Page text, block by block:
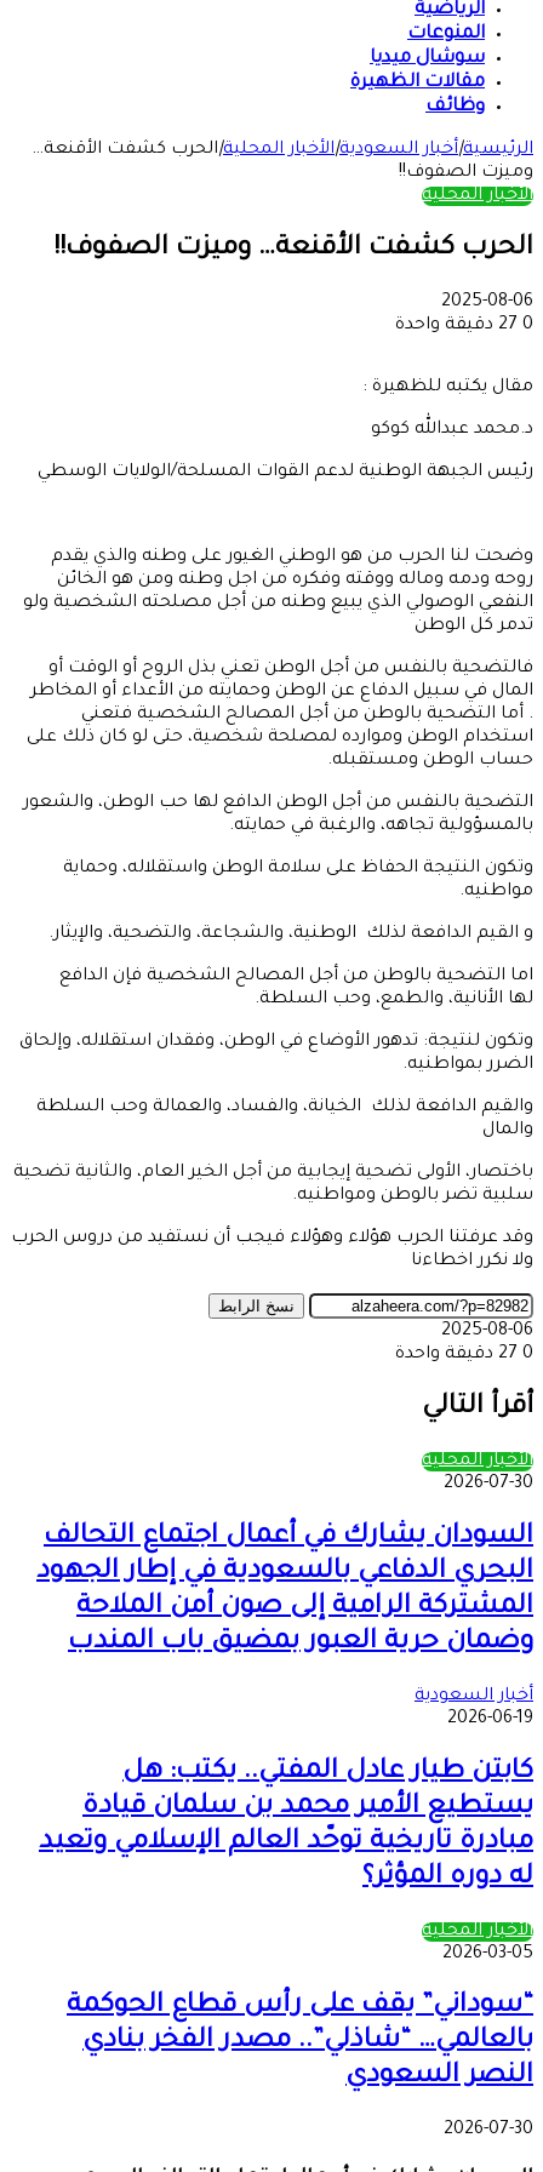
الرياضية
المنوعات
سوشال ميديا
مقالات الظهيرة
وظائف
الرئيسية|أخبار السعودية|الأخبار المحلية|الحرب كشفت الأقنعة…
وميزت الصفوف!!
الأخبار المحلية
الحرب كشفت الأقنعة… وميزت الصفوف!!
2025-08-06
0
دقيقة واحدة
مقال يكتبه للظهيرة :
د.محمد عبدالله كوكو
رئيس الجبهة الوطنية لدعم القوات المسلحة/الولايات الوسطي
وضحت لنا الحرب من هو الوطني الغيور على وطنه والذي يقدم
روحه ودمه وماله ووقته وفكره من اجل وطنه ومن هو الخائن
النفعي الوصولي الذي يبيع وطنه من أجل مصلحته الشخصية ولو
تدمر كل الوطن
فالتضحية بالنفس من أجل الوطن تعني بذل الروح أو الوقت أو
المال في سبيل الدفاع عن الوطن وحمايته من الأعداء أو المخاطر
. أما التضحية بالوطن من أجل المصالح الشخصية فتعني
استخدام الوطن وموارده لمصلحة شخصية، حتى لو كان ذلك على
حساب الوطن ومستقبله.
التضحية بالنفس من أجل الوطن الدافع لها حب الوطن، والشعور
بالمسؤولية تجاهه، والرغبة في حمايته.
وتكون النتيجة الحفاظ على سلامة الوطن واستقلاله، وحماية
مواطنيه.
و القيم الدافعة لذلك الوطنية، والشجاعة، والتضحية، والإيثار.
اما التضحية بالوطن من أجل المصالح الشخصية فإن الدافع
لها الأنانية، والطمع، وحب السلطة.
وتكون لنتيجة: تدهور الأوضاع في الوطن، وفقدان استقلاله، وإلحاق
الضرر بمواطنيه.
والقيم الدافعة لذلك الخيانة، والفساد، والعمالة وحب السلطة
والمال
باختصار، الأولى تضحية إيجابية من أجل الخير العام، والثانية تضحية
سلبية تضر بالوطن ومواطنيه.
وقد عرفتنا الحرب هؤلاء وهؤلاء فيجب أن نستفيد من دروس الحرب
ولا نكرر اخطاءنا
نسخ الرابط
2025-08-06
0
دقيقة واحدة
عبر
البريد
أقرأ التالي
الأخبار المحلية
2026-07-30
السودان يشارك في أعمال اجتماع التحالف
البحري الدفاعي بالسعودية في إطار الجهود
المشتركة الرامية إلى صون أمن الملاحة
وضمان حرية العبور بمضيق باب المندب
أخبار السعودية
2026-06-19
كابتن طيار عادل المفتي.. يكتب: هل
يستطيع الأمير محمد بن سلمان قيادة
مبادرة تاريخية توحّد العالم الإسلامي وتعيد
له دوره المؤثر؟
الأخبار المحلية
2026-03-05
“سوداني” يقف على رأس قطاع الحوكمة
بالعالمي… “شاذلي”.. مصدر الفخر بنادي
النصر السعودي
2026-07-30